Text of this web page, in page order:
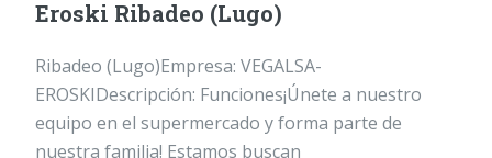
Eroski Ribadeo (Lugo)
Ribadeo (Lugo)Empresa: VEGALSA-
EROSKIDescripción: Funciones¡Únete a nuestro
equipo en el supermercado y forma parte de
nuestra familia! Estamos buscan